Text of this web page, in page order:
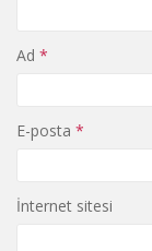
Ad *
E-posta *
İnternet sitesi